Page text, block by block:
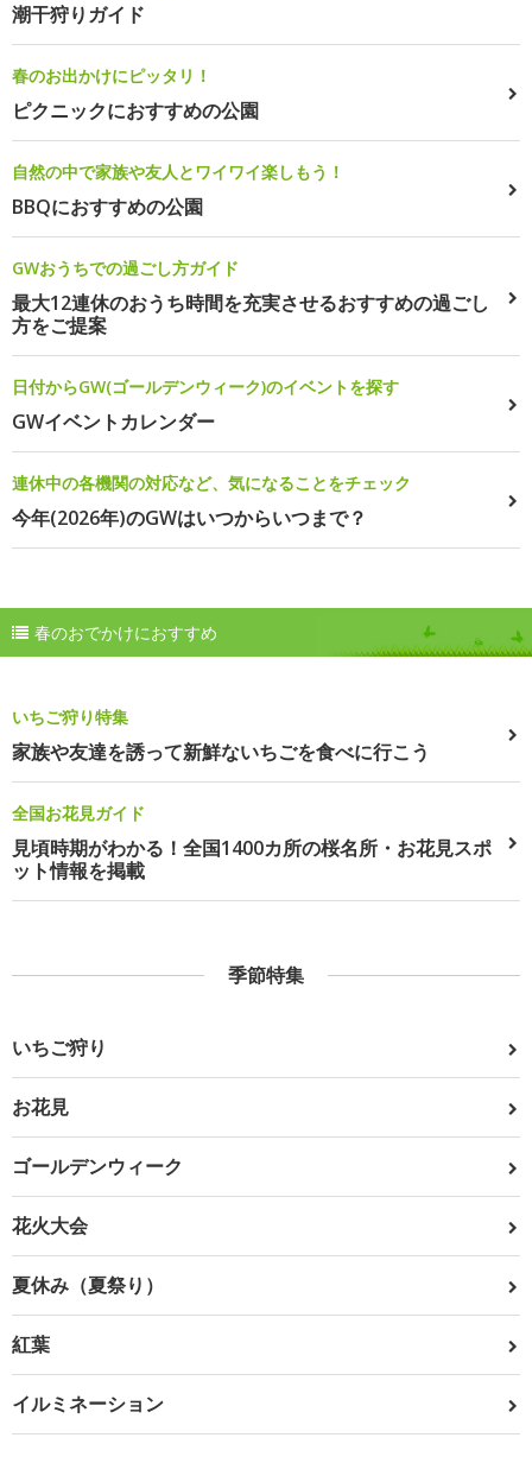
潮干狩りガイド
春のお出かけにピッタリ！
ピクニックにおすすめの公園
自然の中で家族や友人とワイワイ楽しもう！
BBQにおすすめの公園
GWおうちでの過ごし方ガイド
最大12連休のおうち時間を充実させるおすすめの過ごし
方をご提案
日付からGW(ゴールデンウィーク)のイベントを探す
GWイベントカレンダー
連休中の各機関の対応など、気になることをチェック
今年(2026年)のGWはいつからいつまで？
春のおでかけにおすすめ
いちご狩り特集
家族や友達を誘って新鮮ないちごを食べに行こう
全国お花見ガイド
見頃時期がわかる！全国1400カ所の桜名所・お花見スポ
ット情報を掲載
季節特集
いちご狩り
お花見
ゴールデンウィーク
花火大会
夏休み（夏祭り）
紅葉
イルミネーション